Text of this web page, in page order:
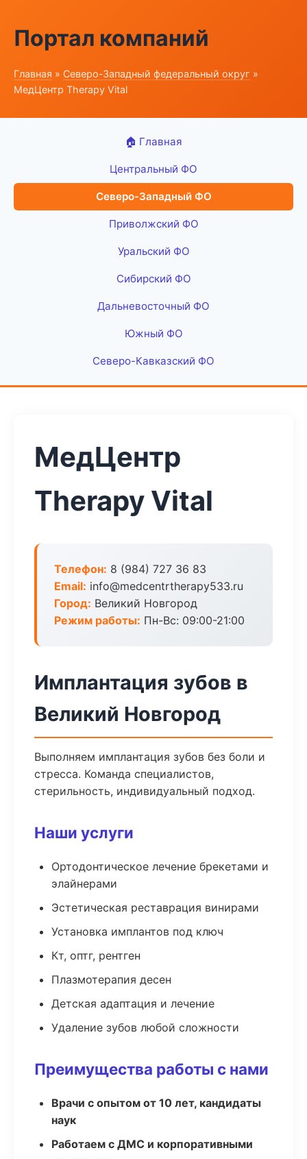
Портал компаний
Главная » Северо-Западный федеральный округ »
МедЦентр Therapy Vital
🏠 Главная
Центральный ФО
Северо-Западный ФО
Приволжский ФО
Уральский ФО
Сибирский ФО
Дальневосточный ФО
Южный ФО
Северо-Кавказский ФО
МедЦентр
Therapy Vital
Телефон: 8 (984) 727 36 83
Email: info@medcentrtherapy533.ru
Город: Великий Новгород
Режим работы: Пн-Вс: 09:00-21:00
Имплантация зубов в
Великий Новгород
Выполняем имплантация зубов без боли и
стресса. Команда специалистов,
стерильность, индивидуальный подход.
Наши услуги
Ортодонтическое лечение брекетами и
элайнерами
Эстетическая реставрация винирами
Установка имплантов под ключ
Кт, оптг, рентген
Плазмотерапия десен
Детская адаптация и лечение
Удаление зубов любой сложности
Преимущества работы с нами
Врачи с опытом от 10 лет, кандидаты
наук
Работаем с ДМС и корпоративными